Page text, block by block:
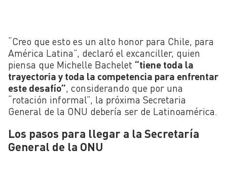
“Creo que esto es un alto honor para Chile, para
América Latina”, declaró el excanciller, quien
piensa que Michelle Bachelet “tiene toda la
trayectoria y toda la competencia para enfrentar
este desafío”, considerando que por una
“rotación informal”, la próxima Secretaria
General de la ONU debería ser de Latinoamérica.
Los pasos para llegar a la Secretaría
General de la ONU